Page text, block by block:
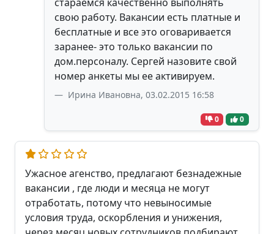
свою работу. Вакансии есть платные и
бесплатные и все это оговаривается
заранее- это только вакансии по
дом.персоналу. Сергей назовите свой
номер анкеты мы ее активируем.
Ирина Ивановна, 03.02.2015 16:58
0 0
Ужасное агенство, предлагают безнадежные
вакансии , где люди и месяца не могут
отработать, потому что невыносимые
условия труда, оскорбления и унижения,